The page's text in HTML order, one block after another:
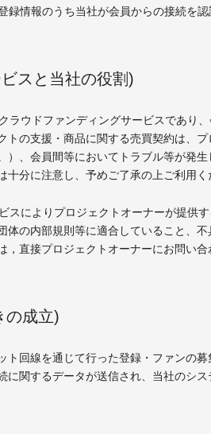
録情報のうち当社が会員からの接続を
スと当社の役割)
ラウドファンディングサービスであり
トの支援・商品に関する売買契約は、
）、会員間等においてトラブル等が発
十分に注意し、予めご了承の上ご利用く
スによりプロジェクトオーナーが提供
体の内部規則等に適合していること、
，直接プロジェクトオーナーにお問い合
の成立)
ト回線を通じて行った登録・ファンの
に関するデータが送信され、当社のシ